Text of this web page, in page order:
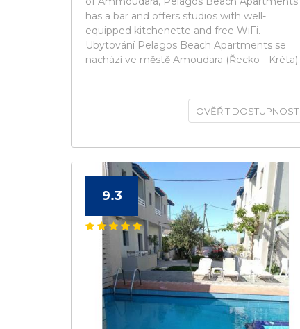
has a bar and offers studios with well-
equipped kitchenette and free WiFi.
Ubytování Pelagos Beach Apartments se
nachází ve městě Amoudara (Řecko - Kréta).
OVĚŘIT DOSTUPNOST
9.3